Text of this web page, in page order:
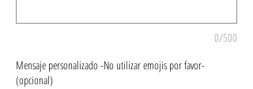
0/500
Mensaje personalizado -No utilizar emojis por favor-
(opcional)